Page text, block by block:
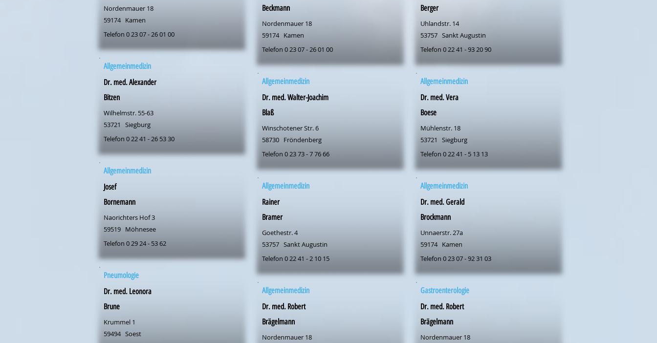
Nordenmauer 18
59174 Kamen
Telefon 0 23 07 - 26 01 00
Allgemeinmedizin
Dr. med. Alexander
Bitzen
Wilhelmstr. 55-63
53721
Siegburg
Telefon 0 22 41 - 26 53 30
Allgemeinmedizin
Josef
Bornemann
Naorichters Hof 3
59519 Möhnesee
Telefon 0 29 24 - 53 62
Pneumologie
Dr. med. Leonora
Brune
Krummel 1
59494 Soest
Beckmann
Nordenmauer 18
59174 Kamen
Telefon 0 23 07 - 26 01 00
Allgemeinmedizin
Dr. med. Walter-Joachim
Blaß
Winschotener Str. 6
58730 Fröndenberg
Telefon 0 23 73 - 7 76 66
Allgemeinmedizin
Rainer
Bramer
Goethestr. 4
53757 Sankt Augustin
Telefon 0 22 41 - 2 10 15
Allgemeinmedizin
Dr. med. Robert
Brägelmann
Nordenmauer 18
Berger
Uhlandstr. 14
53757 Sankt Augustin
Telefon 0 22 41 - 93 20 90
Allgemeinmedizin
Dr. med. Vera
Boese
Mühlenstr. 18
53721
Siegburg
Telefon 0 22 41 - 5 13 13
Allgemeinmedizin
Dr. med. Gerald
Brockmann
Unnaerstr. 27a
59174 Kamen
Telefon 0 23 07 - 92 31 03
Gastroenterologie
Dr. med. Robert
Brägelmann
Nordenmauer 18